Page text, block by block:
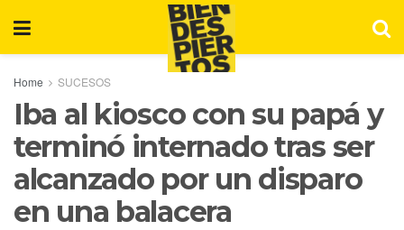
Home SUCESOS
Iba al kiosco con su papá y
terminó internado tras ser
alcanzado por un disparo
en una balacera